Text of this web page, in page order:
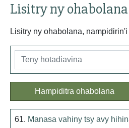
Lisitry ny ohabolana
Lisitry ny ohabolana, nampidirin'i
Hampiditra ohabolana
61. Manasa vahiny tsy avy